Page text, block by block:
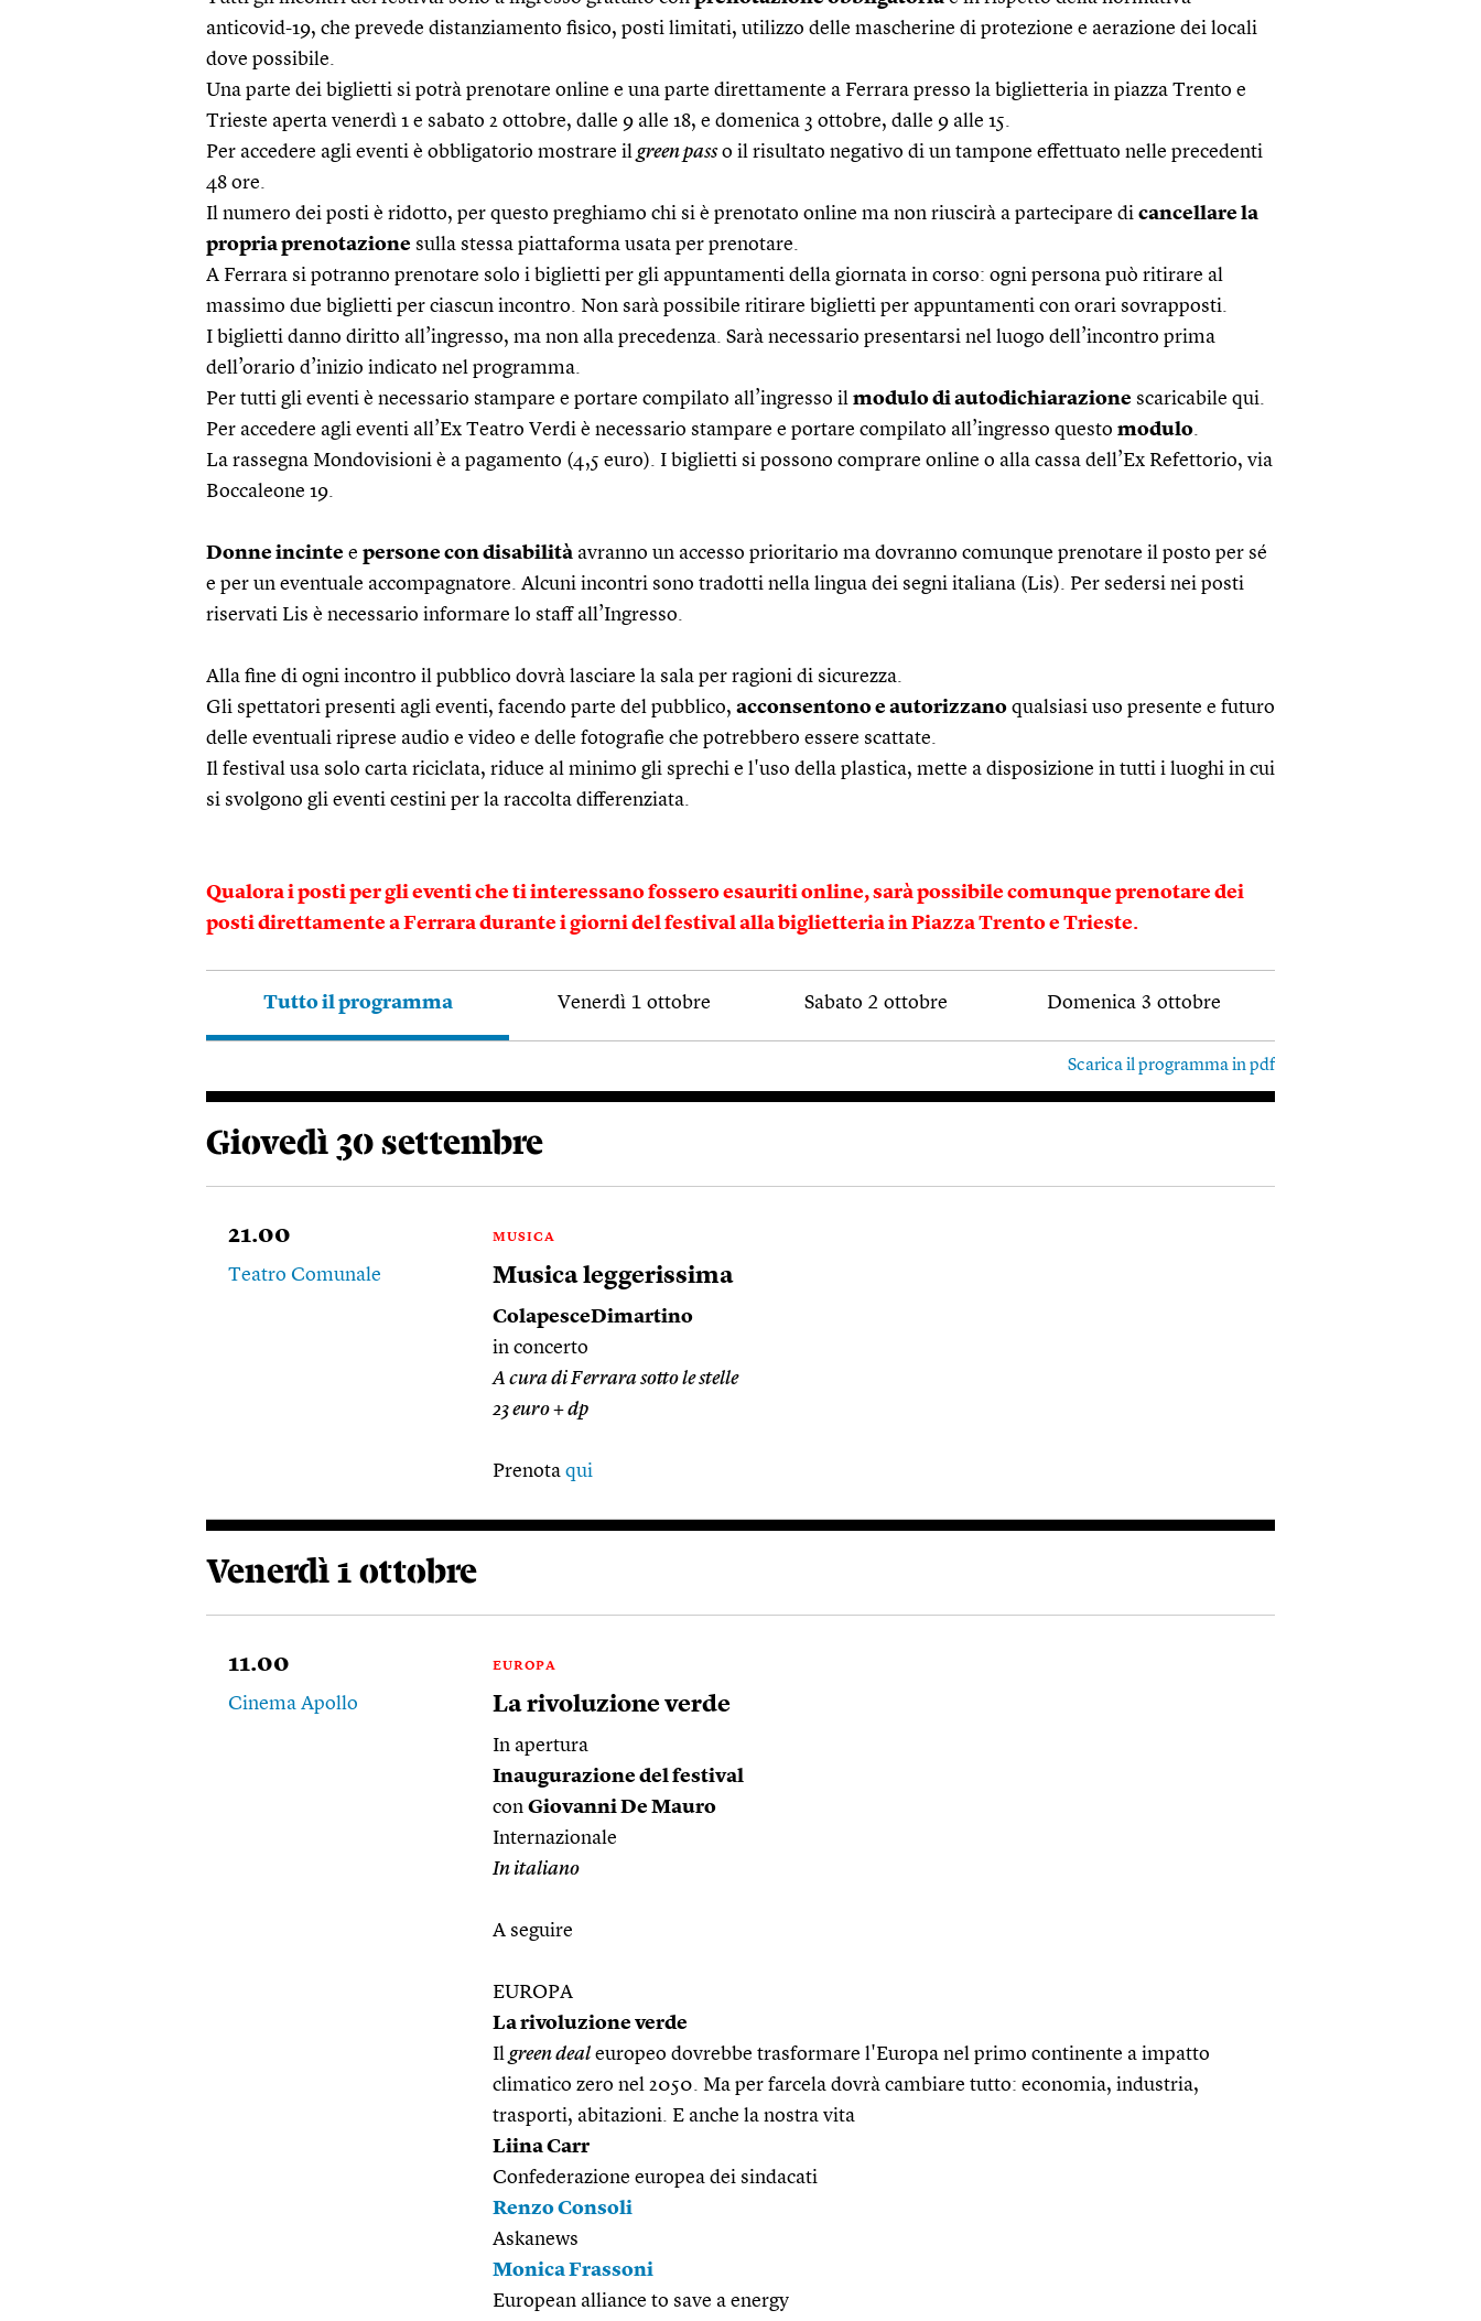
anticovid-19, che prevede distanziamento fisico, posti limitati, utilizzo delle mascherine di protezione e aerazione dei locali
dove possibile.
Una parte dei biglietti si potrà prenotare online e una parte direttamente a Ferrara presso la biglietteria in piazza Trento e
Trieste aperta venerdì 1 e sabato 2 ottobre, dalle 9 alle 18, e domenica 3 ottobre, dalle 9 alle 15.
Per accedere agli eventi è obbligatorio mostrare il green passo il risultato negativo di un tampone effettuato nelle precedenti
48 ore.
Il numero dei posti è ridotto, per questo preghiamo chi si è prenotato online ma non riuscirà a partecipare di cancellare la
propria prenotazione sulla stessa piattaforma usata per prenotare.
A Ferrara si potranno prenotare solo i biglietti per gli appuntamenti della giornata in corso: ogni persona può ritirare al
massimo due biglietti per ciascun incontro. Non sarà possibile ritirare biglietti per appuntamenti con orari sovrapposti.
I biglietti danno diritto all’ingresso, ma non alla precedenza. Sarà necessario presentarsi nel luogo dell’incontro prima
dell’orario d’inizio indicato nel programma.
Per tutti gli eventi è necessario stampare e portare compilato all’ingresso il modulo di autodichiarazione scaricabile qui.
Per accedere agli eventi all’Ex Teatro Verdi è necessario stampare e portare compilato all’ingresso questo modulo.
La rassegna Mondovisioni è a pagamento (4,5 euro). I biglietti si possono comprare online o alla cassa dell’Ex Refettorio, via
Boccaleone 19.
Donne incinte e persone con disabilità avranno un accesso prioritario ma dovranno comunque prenotare il posto per sé
e per un eventuale accompagnatore. Alcuni incontri sono tradotti nella lingua dei segni italiana (Lis). Per sedersi nei posti
riservati Lis è necessario informare lo staff all’Ingresso.
Alla fine di ogni incontro il pubblico dovrà lasciare la sala per ragioni di sicurezza.
Gli spettatori presenti agli eventi, facendo parte del pubblico, acconsentono e autorizzano qualsiasi uso presente e futuro
delle eventuali riprese audio e video e delle fotografie che potrebbero essere scattate.
Il festival usa solo carta riciclata, riduce al minimo gli sprechi e l'uso della plastica, mette a disposizione in tutti i luoghi in cui
si svolgono gli eventi cestini per la raccolta differenziata.
Qualora i posti per gli eventi che ti interessano fossero esauriti online, sarà possibile comunque prenotare dei
posti direttamente a Ferrara durante i giorni del festival alla biglietteria in Piazza Trento e Trieste.
Tutto il programma Venerdì 1 ottobre Sabato 2 ottobre Domenica 3 ottobre
Scarica il programma in pdf
Giovedì 30 settembre
21.00
Teatro Comunale
MUSICA
Musica leggerissima
ColapesceDimartino
in concerto
A cura di Ferrara sotto le stelle
23 euro + dp
Prenota qui
Venerdì 1 ottobre
11.00
Cinema Apollo
EUROPA
La rivoluzione verde
In apertura
Inaugurazione del festival
con Giovanni De Mauro
Internazionale
In italiano
A seguire
EUROPA
La rivoluzione verde
Il green deal europeo dovrebbe trasformare l'Europa nel primo continente a impatto
climatico zero nel 2050. Ma per farcela dovrà cambiare tutto: economia, industria,
trasporti, abitazioni. E anche la nostra vita
Liina Carr
Confederazione europea dei sindacati
Renzo Consoli
Askanews
Monica Frassoni
European alliance to save a energy